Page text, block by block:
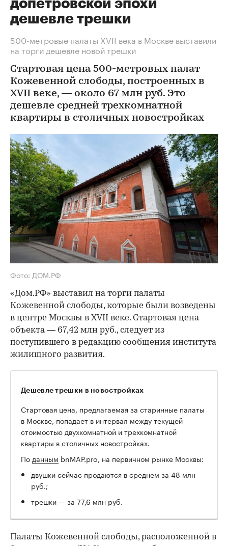
допетровской эпохи
дешевле трешки
500-метровые палаты XVII века в Москве выставили
на торги дешевле новой трешки
Стартовая цена 500-метровых палат
Кожевенной слободы, построенных в
XVII веке, — около 67 млн руб. Это
дешевле средней трехкомнатной
квартиры в столичных новостройках
Фото: ДОМ.РФ
«Дом.РФ» выставил на торги палаты
Кожевенной слободы, которые были возведены
в центре Москвы в XVII веке. Стартовая цена
объекта — 67,42 млн руб., следует из
поступившего в редакцию сообщения института
жилищного развития.
Дешевле трешки в новостройках
Стартовая цена, предлагаемая за старинные палаты
в Москве, попадает в интервал между текущей
стоимостью двухкомнатной и трехкомнатной
квартиры в столичных новостройках.
По данным bnMAP.pro, на первичном рынке Москвы:
двушки сейчас продаются в среднем за 48 млн
руб.;
трешки — за 77,6 млн руб.
Палаты Кожевенной слободы, расположенной в